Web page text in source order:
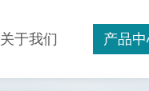
关于我们 产品